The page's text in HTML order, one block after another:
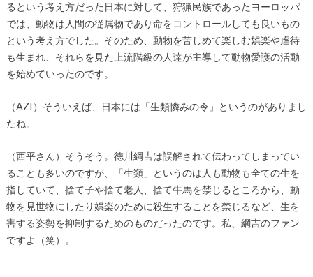
るという考え方だった日本に対して、狩猟民族であったヨーロッパ
では、動物は人間の従属物であり命をコントロールしても良いもの
という考え方でした。そのため、動物を苦しめて楽しむ娯楽や虐待
も生まれ、それらを見た上流階級の人達が主導して動物愛護の活動
を始めていったのです。
（AZI）そういえば、日本には「生類憐みの令」というのがありまし
たね。
（西平さん）そうそう。徳川綱吉は誤解されて伝わってしまってい
ることも多いのですが、「生類」というのは人も動物も全ての生を
指していて、捨て子や捨て老人、捨て牛馬を禁じるところから、動
物を見世物にしたり娯楽のために殺生することを禁じるなど、生を
害する姿勢を抑制するためのものだったのです。私、綱吉のファン
ですよ（笑）。